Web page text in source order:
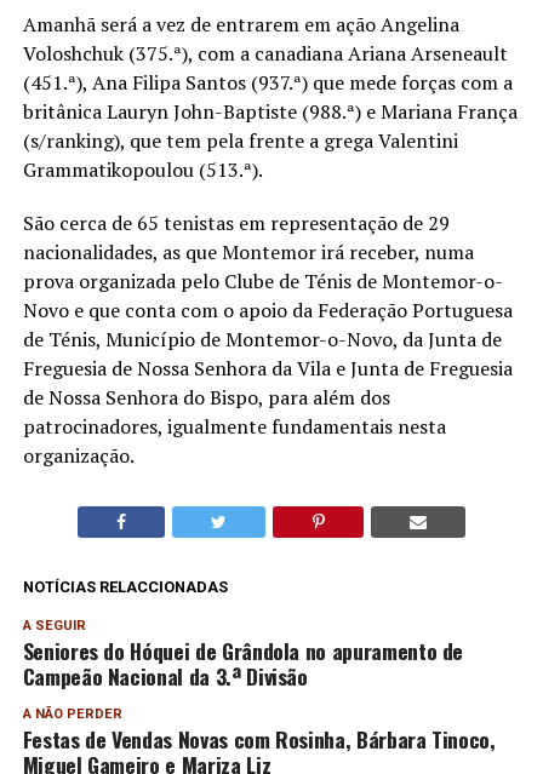
Amanhã será a vez de entrarem em ação Angelina
Voloshchuk (375.ª), com a canadiana Ariana Arseneault
(451.ª), Ana Filipa Santos (937.ª) que mede forças com a
britânica Lauryn John-Baptiste (988.ª) e Mariana França
(s/ranking), que tem pela frente a grega Valentini
Grammatikopoulou (513.ª).
São cerca de 65 tenistas em representação de 29
nacionalidades, as que Montemor irá receber, numa
prova organizada pelo Clube de Ténis de Montemor-o-
Novo e que conta com o apoio da Federação Portuguesa
de Ténis, Município de Montemor-o-Novo, da Junta de
Freguesia de Nossa Senhora da Vila e Junta de Freguesia
de Nossa Senhora do Bispo, para além dos
patrocinadores, igualmente fundamentais nesta
organização.
NOTÍCIAS RELACCIONADAS
A SEGUIR
Seniores do Hóquei de Grândola no apuramento de
Campeão Nacional da 3.ª Divisão
A NÃO PERDER
Festas de Vendas Novas com Rosinha, Bárbara Tinoco,
Miguel Gameiro e Mariza Liz